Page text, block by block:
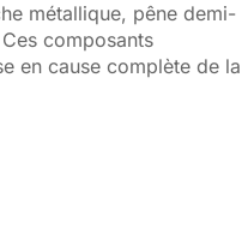
métallique, pêne demi-
composants
en cause complète de la